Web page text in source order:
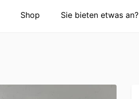
Shop Sie bieten etwas an?